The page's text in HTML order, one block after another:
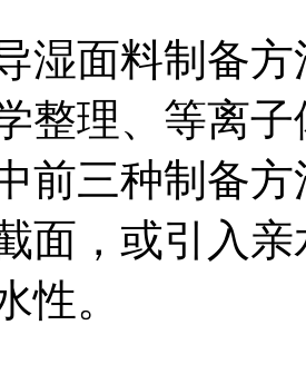
面料制备方
整理、等离
前三种制备
面，或引入
性。